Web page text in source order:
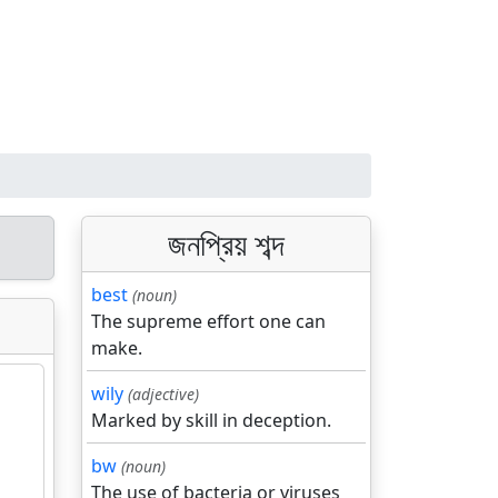
জনপ্রিয় শব্দ
best (noun)
The supreme effort one can
make.
wily (adjective)
Marked by skill in deception.
bw (noun)
The use of bacteria or viruses